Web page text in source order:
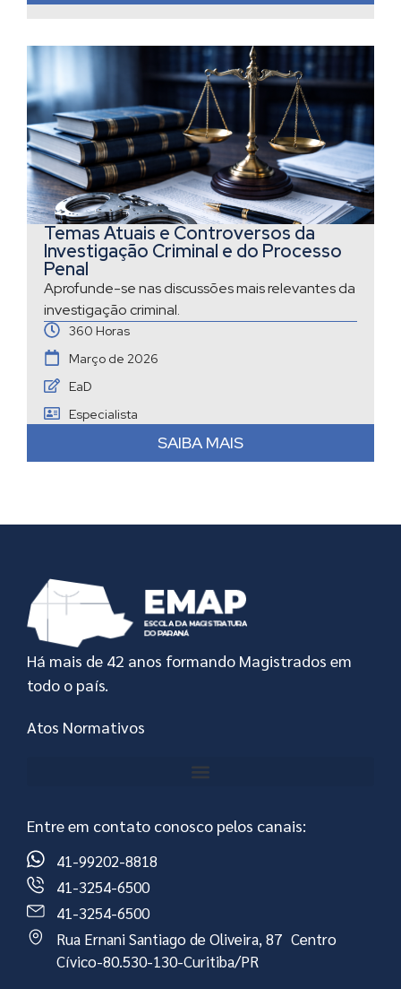
Temas Atuais e Controversos da
Investigação Criminal e do Processo
Penal
Aprofunde-se nas discussões mais relevantes da
investigação criminal.
360 Horas
Março de 2026
EaD
Especialista
SAIBA MAIS
Há mais de 42 anos formando Magistrados em
todo o país.
Atos Normativos
Entre em contato conosco pelos canais:
41-99202-8818
41-3254-6500
41-3254-6500
Rua Ernani Santiago de Oliveira, 87 Centro
Cívico-80.530-130-Curitiba/PR